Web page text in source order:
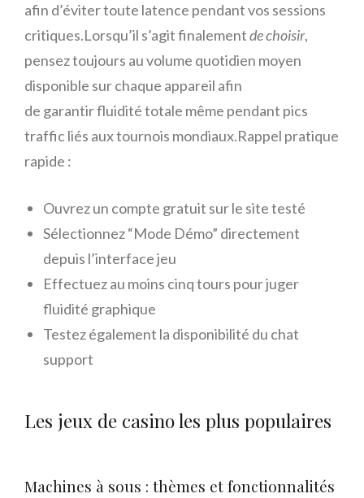
afin d’éviter toute latence pendant vos sessions
critiques.Lorsqu’il s’agit finalementde choisir,
pensez toujours au volume quotidien moyen
disponible sur chaque appareil afin
de garantir fluidité totale même pendant pics
traffic liés aux tournois mondiaux.Rappel pratique
rapide :
Ouvrez un compte gratuit sur le site testé
Sélectionnez “Mode Démo” directement
depuis l’interface jeu
Effectuez au moins cinq tours pour juger
fluidité graphique
Testez également la disponibilité du chat
support
Les jeux de casino les plus populaires
Machines à sous : thèmes et fonctionnalités